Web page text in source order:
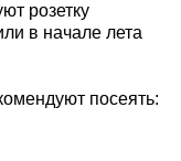
розетку
в начале лета
посеять: